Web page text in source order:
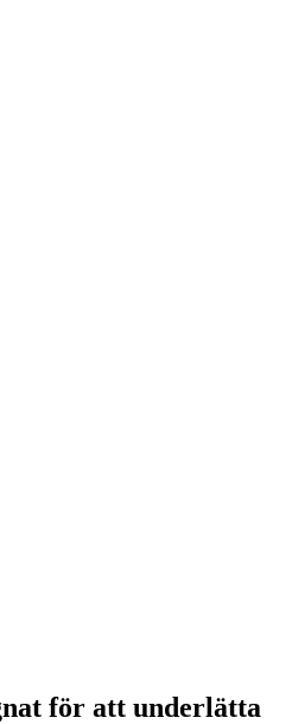
för att underlätta